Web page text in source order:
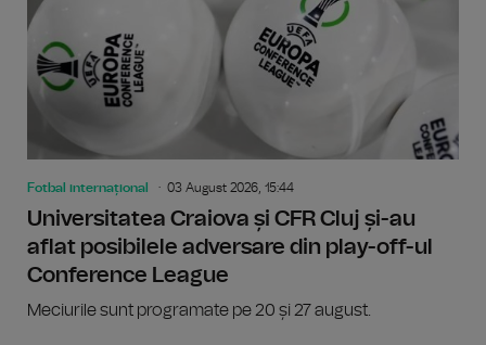
Fotbal internațional 03 August 2026, 15:44
Universitatea Craiova și CFR Cluj și-au
aflat posibilele adversare din play-off-ul
Conference League
Meciurile sunt programate pe 20 și 27 august.